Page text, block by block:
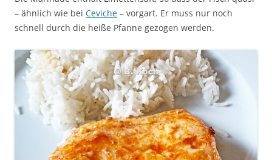
– ähnlich wie bei Ceviche – vorgart. Er muss nur noch
schnell durch die heiße Pfanne gezogen werden.